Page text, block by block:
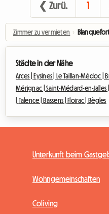
❮ Zurü. 1
Zimmer zu vermieten ›
Städte in der Nähe
Arces | Eysines | Le Taillan-Médoc |
Mérignac |Saint-Médard-en-Jalles |
Talence | Bassens | Floirac | Bègles
Unterkunft beim
Wohngemeinschaften
Coliving